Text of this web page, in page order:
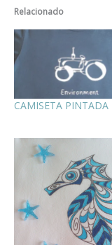
Relacionado
CAMISETA PINTADA